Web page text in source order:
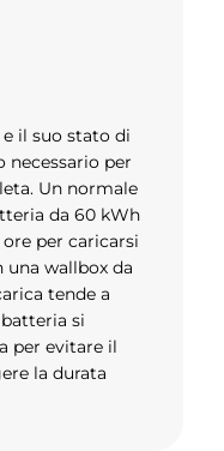
il suo stato di
per
Un normale
da 60 kWh
per caricarsi
wallbox da
tende a
si
per evitare il
la durata